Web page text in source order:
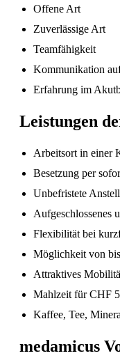
in
Offene Art
Zuverlässige Art
Teamfähigkeit
Kommunikation
Erfahrung im
Leistungen
Arbeitsort in einer
Besetzung per
Unbefristete
Aufgeschlossenes
Flexibilität bei
Möglichkeit von
Attraktives
Mahlzeit für CHF
Kaffee, Tee,
medamicus